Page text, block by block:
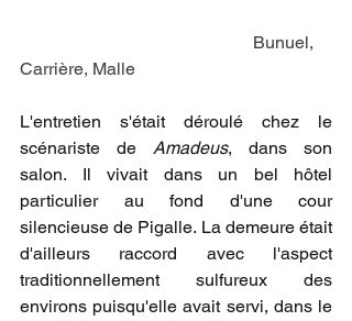
Carrière, Malle
L'entretien s'était déroulé chez le
scénariste de Amadeus, dans son
salon. Il vivait dans un bel hôtel
particulier au fond d'une cour
silencieuse de Pigalle. La demeure était
d'ailleurs raccord avec l'aspect
traditionnellement sulfureux des
environs puisqu'elle avait servi, dans le